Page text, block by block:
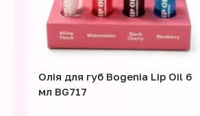
Олія для губ Bogenia Lip Oil 6
мл BG717